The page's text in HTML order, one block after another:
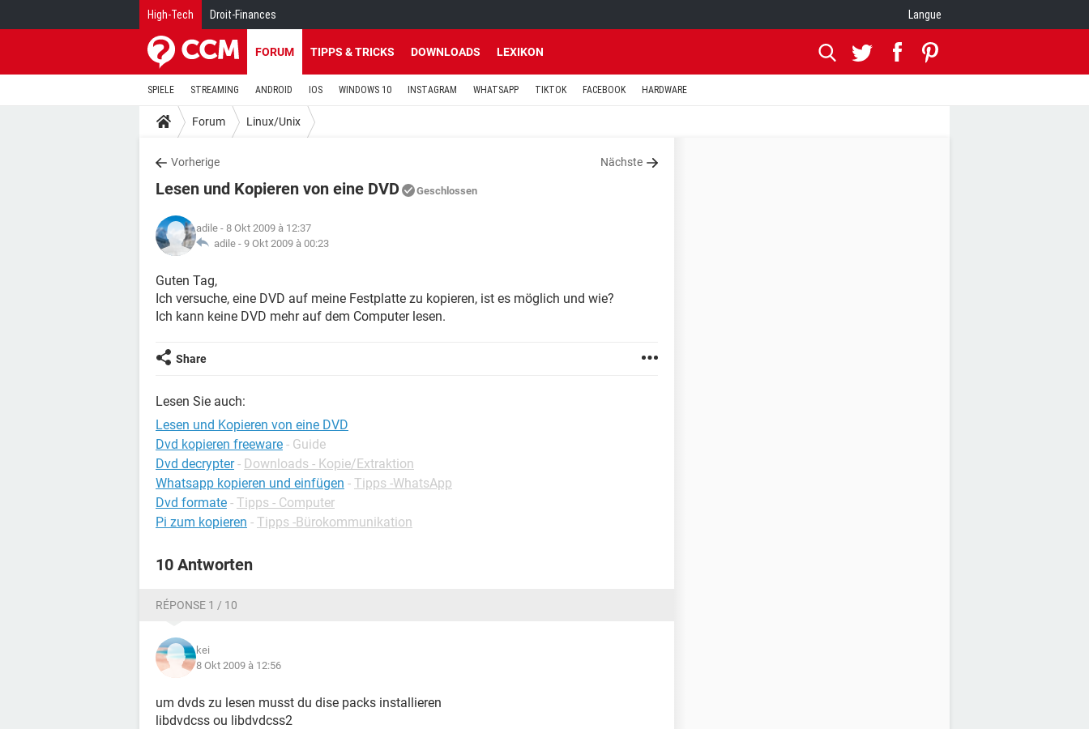
High-Tech Droit-Finances Langue
FORUM TIPPS & TRICKS DOWNLOADS LEXIKON
SPIELE STREAMING ANDROID IOS WINDOWS 10 INSTAGRAM WHATSAPP TIKTOK FACEBOOK HARDWARE
Forum Linux/Unix
Vorherige Nächste
Lesen und Kopieren von eine DVD Geschlossen
adile - 8 Okt 2009 à 12:37
adile - 9 Okt 2009 à 00:23
Guten Tag,
Ich versuche, eine DVD auf meine Festplatte zu kopieren, ist es möglich und wie?
Ich kann keine DVD mehr auf dem Computer lesen.
Share
Lesen Sie auch:
Lesen und Kopieren von eine DVD
Dvd kopieren freeware - Guide
Dvd decrypter - Downloads - Kopie/Extraktion
Whatsapp kopieren und einfügen - Tipps -WhatsApp
Dvd formate - Tipps - Computer
Pi zum kopieren - Tipps -Bürokommunikation
10 Antworten
RÉPONSE 1 / 10
kei
8 Okt 2009 à 12:56
um dvds zu lesen musst du dise packs installieren
libdvdcss ou libdvdcss2